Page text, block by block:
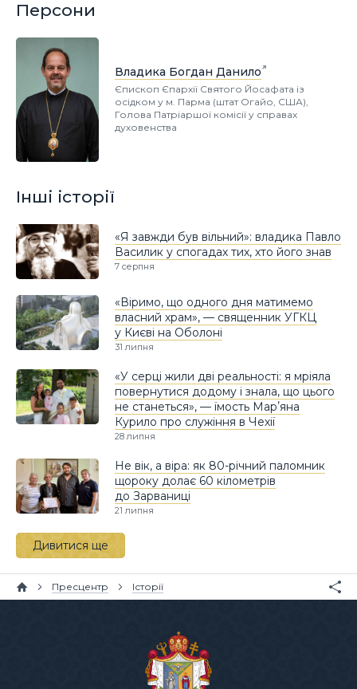
Персони
Владика Богдан Данило
Єпископ Єпархії Святого Йосафата із
осідком у м. Парма (штат Огайо, США),
Голова Патріаршої комісії у справах
духовенства
Інші історії
«Я завжди був вільний»: владика Павло
Василик у спогадах тих, хто його знав
7 серпня
«Віримо, що одного дня матимемо
власний храм», — священник УГКЦ
у Києві на Оболоні
31 липня
«У серці жили дві реальності: я мріяла
повернутися додому і знала, що цього
не станеться», — їмость Марʼяна
Курило про служіння в Чехії
28 липня
Не вік, а віра: як 80-річний паломник
щороку долає 60 кілометрів
до Зарваниці
21 липня
Дивитися ще
Пресцентр Історії